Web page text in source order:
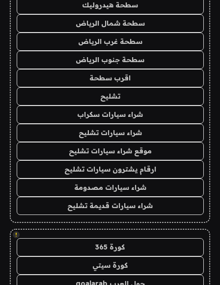
سطحة هيدروليك
سطحة شمال الرياض
سطحة غرب الرياض
سطحة جنوب الرياض
اقرب سطحة
تشليح
شراء سيارات سكراب
شراء سيارات تشليح
موقع شراء سيارات تشليح
ارقام يشترون سيارات تشليح
شراء سيارات مصدومة
شراء سيارات قديمة تشليح
!
كورة 365
كورة سيتي